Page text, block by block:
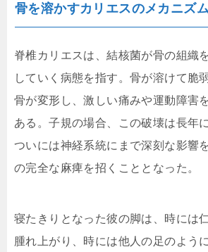
骨を溶かすカリエスのメカニズ
脊椎カリエスは、結核菌が骨の組織
していく病態を指す。骨が溶けて脆
骨が変形し、激しい痛みや運動障害
ある。子規の場合、この破壊は長年
ついには神経系統にまで深刻な影響
の完全な麻痺を招くこととなった。
寝たきりとなった彼の脚は、時には
腫れ上がり、時には他人の足のよう